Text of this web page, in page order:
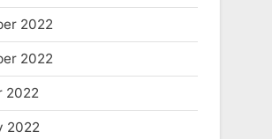
2022
2022
2022
2022